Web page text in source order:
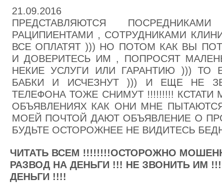
21.09.2016
ПРЕДСТАВЛЯЮТСЯ
РАЦИПИЕНТАМИ , СОТРУДНИКАМИ
ВСЕ ОПЛАТЯТ ))) НО ПОТОМ КАК ВЫ
И ДОВЕРИТЕСЬ ИМ , ПОПРОСЯТ
НЕКИЕ УСЛУГИ ИЛИ ГАРАНТИЮ ))) ТО
БАБКИ И ИСЧЕЗНУТ ))) И ЕЩЕ НЕ
ТЕЛЕФОНА ТОЖЕ СНИМУТ !!!!!!!!!
ОБЪЯВЛЕНИЯХ КАК ОНИ МНЕ
МОЕЙ ПОЧТОЙ ДАЮТ ОБЪЯВЛЕНИЕ О
БУДЬТЕ ОСТОРОЖНЕЕ НЕ ВИДИТЕСЬ
ЧИТАТЬ ВСЕМ !!!!!!!!ОСТОРОЖНО
РАЗВОД НА ДЕНЬГИ !!! НЕ ЗВОНИТЬ ИМ
ДЕНЬГИ !!!!